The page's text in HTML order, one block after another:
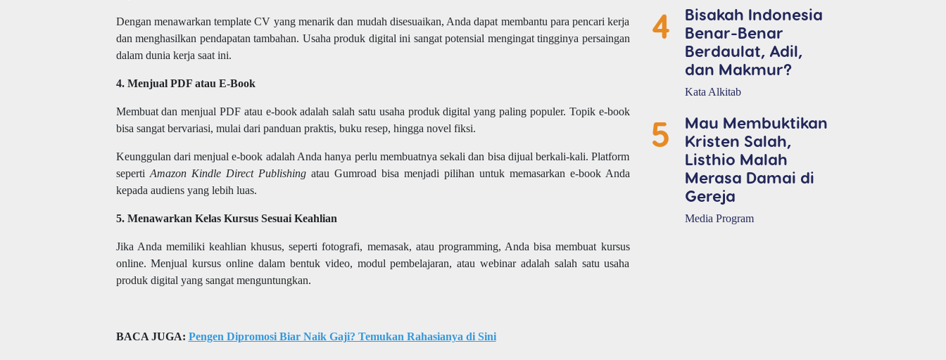
Dengan menawarkan template CV yang menarik dan mudah disesuaikan, Anda dapat membantu para pencari kerja
dan menghasilkan pendapatan tambahan. Usaha produk digital ini sangat potensial mengingat tingginya persaingan
dalam dunia kerja saat ini.
4. Menjual PDF atau E-Book
Membuat dan menjual PDF atau e-book adalah salah satu usaha produk digital yang paling populer. Topik e-book
bisa sangat bervariasi, mulai dari panduan praktis, buku resep, hingga novel fiksi.
Keunggulan dari menjual e-book adalah Anda hanya perlu membuatnya sekali dan bisa dijual berkali-kali. Platform
seperti Amazon Kindle Direct Publishingatau Gumroad bisa menjadi pilihan untuk memasarkan e-book Anda
kepada audiens yang lebih luas.
5. Menawarkan Kelas Kursus Sesuai Keahlian
Jika Anda memiliki keahlian khusus, seperti fotografi, memasak, atau programming, Anda bisa membuat kursus
online. Menjual kursus online dalam bentuk video, modul pembelajaran, atau webinar adalah salah satu usaha
produk digital yang sangat menguntungkan.
BACA JUGA: Pengen Dipromosi Biar Naik Gaji? Temukan Rahasianya di Sini
4
Bisakah Indonesia
Benar-Benar
Berdaulat, Adil,
dan Makmur?
Kata Alkitab
5
Mau Membuktikan
Kristen Salah,
Listhio Malah
Merasa Damai di
Gereja
Media Program